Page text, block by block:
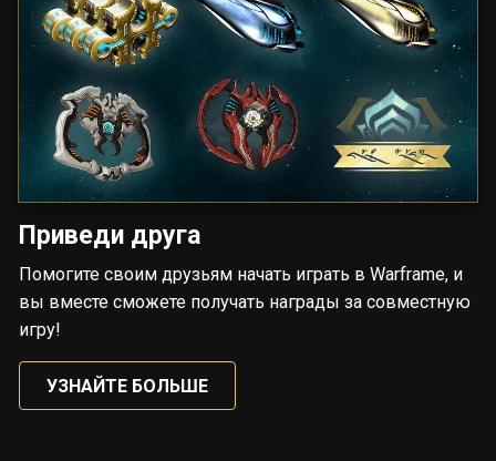
Приведи друга
Помогите своим друзьям начать играть в Warframe, и
вы вместе сможете получать награды за совместную
игру!
УЗНАЙТЕ БОЛЬШЕ